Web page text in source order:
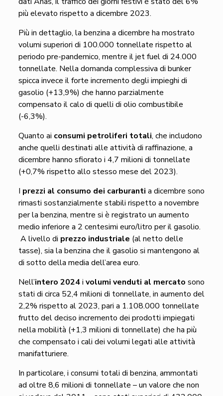
più elevato rispetto a dicembre 2023.
Più in dettaglio, la benzina a dicembre ha mostrato
volumi superiori di 100.000 tonnellate rispetto al
periodo pre-pandemico, mentre il jet fuel di 24.000
tonnellate. Nella domanda complessiva di bunker
spicca invece il forte incremento degli impieghi di
gasolio (+13,9%) che hanno parzialmente
compensato il calo di quelli di olio combustibile
(-6,3%).
Quanto ai consumi petroliferi totali, che includono
anche quelli destinati alle attività di raffinazione, a
dicembre hanno sfiorato i 4,7 milioni di tonnellate
(+0,7% rispetto allo stesso mese del 2023).
I prezzi al consumo dei carburanti a dicembre sono
rimasti sostanzialmente stabili rispetto a novembre
per la benzina, mentre si è registrato un aumento
medio inferiore a 2 centesimi euro/litro per il gasolio.
A livello di prezzo industriale (al netto delle
tasse), sia la benzina che il gasolio si mantengono al
di sotto della media dell’area euro.
Nell’intero 2024i volumi venduti al mercato sono
stati di circa 52,4 milioni di tonnellate, in aumento del
2,2% rispetto al 2023, pari a 1.108.000 tonnellate
frutto del deciso incremento dei prodotti impiegati
nella mobilità (+1,3 milioni di tonnellate) che ha più
che compensato i cali dei volumi legati alle attività
manifatturiere.
In particolare, i consumi totali di benzina, ammontati
ad oltre 8,6 milioni di tonnellate – un valore che non